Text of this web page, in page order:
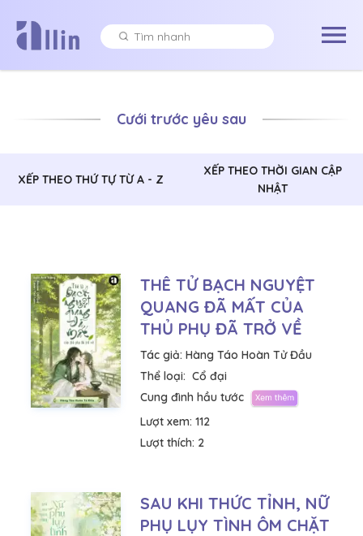
Cưới trước yêu sau
XẾP THEO THỨ TỰ TỪ A - Z
XẾP THEO THỜI GIAN CẬP
NHẬT
THÊ TỬ BẠCH NGUYỆT
QUANG ĐÃ MẤT CỦA
THỦ PHỤ ĐÃ TRỞ VỀ
Tác giả: Hàng Táo Hoàn Tử Đầu
Thể loại: Cổ đại
Cung đình hầu tước
Lượt xem: 112
Lượt thích: 2
SAU KHI THỨC TỈNH, NỮ
PHỤ LỤY TÌNH ÔM CHẶT